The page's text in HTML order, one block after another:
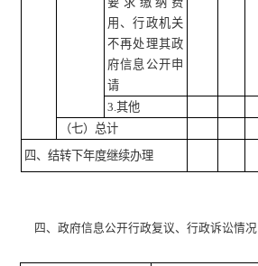
用、行政机关
不再处理其政
府信息公开申
请
3.其他
（七）总计
四、结转下年度继续办理
四、政府信息公开行政复议、行政诉讼情况